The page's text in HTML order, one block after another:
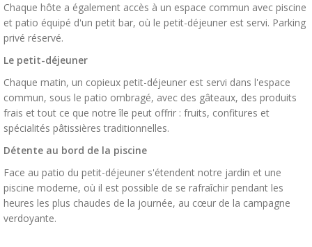
Chaque hôte a également accès à un espace commun avec piscine
et patio équipé d'un petit bar, où le petit-déjeuner est servi. Parking
privé réservé.
Le petit-déjeuner
Chaque matin, un copieux petit-déjeuner est servi dans l'espace
commun, sous le patio ombragé, avec des gâteaux, des produits
frais et tout ce que notre île peut offrir : fruits, confitures et
spécialités pâtissières traditionnelles.
Détente au bord de la piscine
Face au patio du petit-déjeuner s'étendent notre jardin et une
piscine moderne, où il est possible de se rafraîchir pendant les
heures les plus chaudes de la journée, au cœur de la campagne
verdoyante.